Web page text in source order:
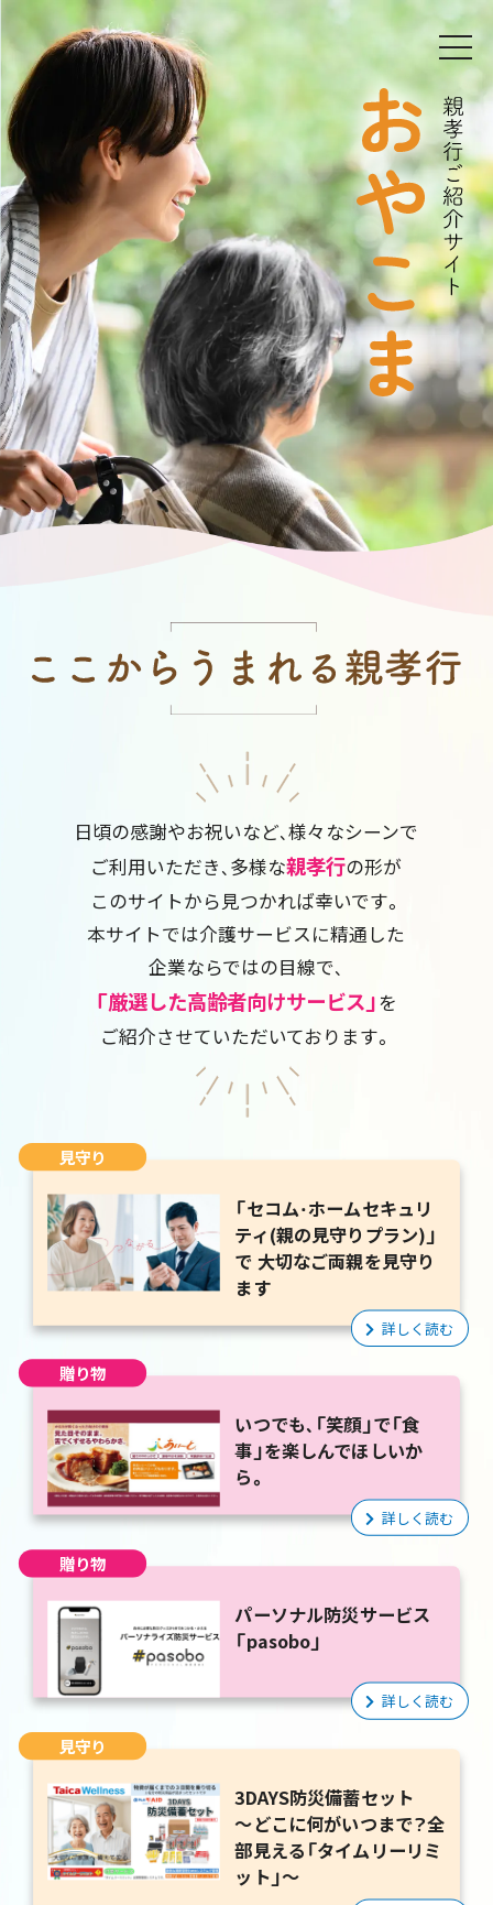
日頃の感謝やお祝いなど、様々なシーンで
ご利用いただき、多様な親孝行の形が
このサイトから見つかれば幸いです。
本サイトでは介護サービスに精通した
企業ならではの目線で、
「厳選した高齢者向けサービス」を
ご紹介させていただいております。
「セコム・ホームセキュリ
ティ(親の見守りプラン)」
で 大切なご両親を見守り
ます
見守り
詳しく読む
いつでも、「笑顔」で「食
事」を楽しんでほしいか
ら。
贈り物
詳しく読む
パーソナル防災サービス
「pasobo」
贈り物
詳しく読む
3DAYS防災備蓄セット
～どこに何がいつまで？全
部見える「タイムリーリミ
ット」～
見守り